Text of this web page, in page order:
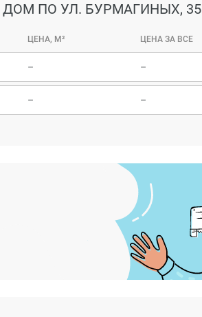
ПО УЛ. БУРМАГИНЫХ, 35
ЦЕНА, М² ЦЕНА ЗА ВСЕ
– –
– –